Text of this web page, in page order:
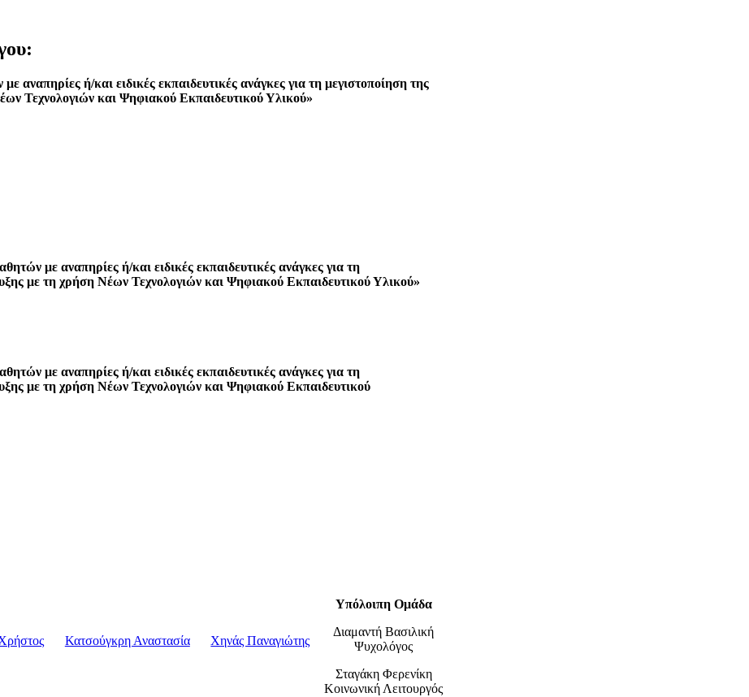
ή/και ειδικές εκπαιδευτικές ανάγκες για τη μεγιστοποίηση της
Τεχνολογιών και Ψηφιακού Εκπαιδευτικού Υλικού»
με αναπηρίες ή/και ειδικές εκπαιδευτικές ανάγκες για τη
με τη χρήση Νέων Τεχνολογιών και Ψηφιακού Εκπαιδευτικού Υλικού»
με αναπηρίες ή/και ειδικές εκπαιδευτικές ανάγκες για τη
με τη χρήση Νέων Τεχνολογιών και Ψηφιακού Εκπαιδευτικού
Κατσούγκρη Αναστασία Χηνάς Παναγιώτης
Υπόλοιπη Ομάδα
Διαμαντή Βασιλική
Ψυχολόγος
Σταγάκη Φερενίκη
Κοινωνική Λειτουργός